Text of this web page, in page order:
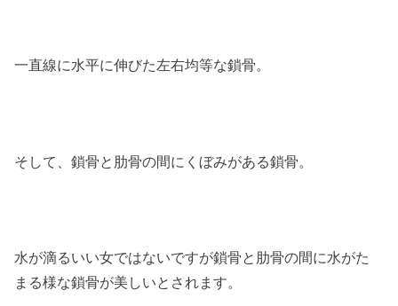
一直線に水平に伸びた左右均等な鎖骨。
そして、鎖骨と肋骨の間にくぼみがある鎖骨。
水が滴るいい女ではないですが鎖骨と肋骨の間に水がた
まる様な鎖骨が美しいとされます。